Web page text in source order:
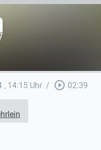
, 14:15 Uhr / play_circle_outline 02:39